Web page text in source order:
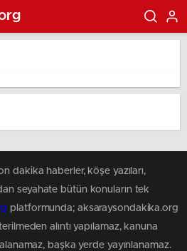
dakika haberler, köşe yazıları,
seyahate bütün konuların tek
platformunda; aksaraysondakika.org
alıntı yapılamaz, kanuna
başka yerde yayınlanamaz.